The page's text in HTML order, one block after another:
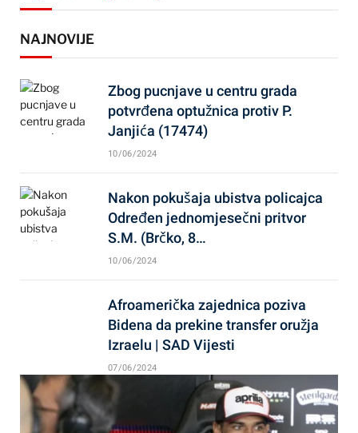
NAJNOVIJE
Zbog pucnjave u centru grada
potvrđena optužnica protiv P.
Janjića (17474)
10/06/2024
Nakon pokušaja ubistva policajca
Određen jednomjesečni pritvor
S.M. (Brčko, 8…
10/06/2024
Afroamerička zajednica poziva
Bidena da prekine transfer oružja
Izraelu | SAD Vijesti
07/06/2024